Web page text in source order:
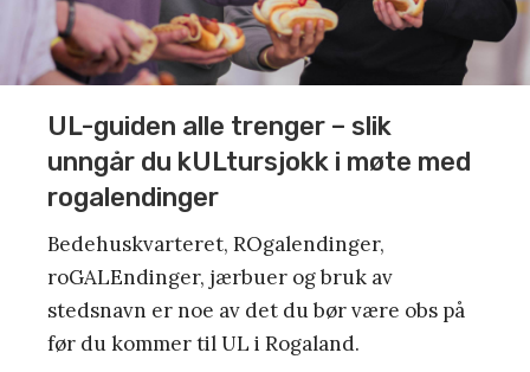
UL-guiden alle trenger – slik
unngår du kULtursjokk i møte med
rogalendinger
Bedehuskvarteret, ROgalendinger,
roGALEndinger, jærbuer og bruk av
stedsnavn er noe av det du bør være obs på
før du kommer til UL i Rogaland.